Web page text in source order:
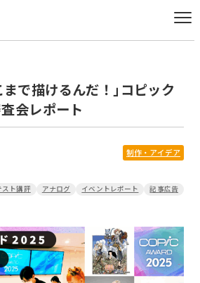
で描けるんだ！｣コピック
会レポート
制作・アイデア
スト講評 アナログ イベントレポート 記事広告